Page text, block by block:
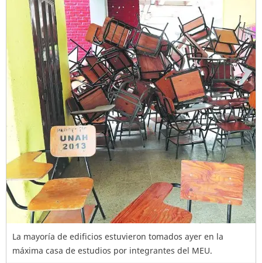
La mayoría de edificios estuvieron tomados ayer en la
máxima casa de estudios por integrantes del MEU.